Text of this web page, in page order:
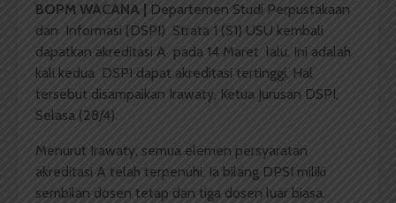
BOPM WACANA |
Departemen Studi Perpustakaan
dan Informasi (DSPI) Strata 1 (S1) USU kembali
dapatkan akreditasi A pada 14 Maret lalu. Ini adalah
kali kedua DSPI dapat akreditasi tertinggi. Hal
tersebut disampaikan Irawaty, Ketua Jurusan DSPI,
Selasa (28/4).
Menurut Irawaty, semua elemen persyaratan
akreditasi A telah terpenuhi. Ia bilang DPSI miliki
sembilan dosen tetap dan tiga dosen luar biasa.